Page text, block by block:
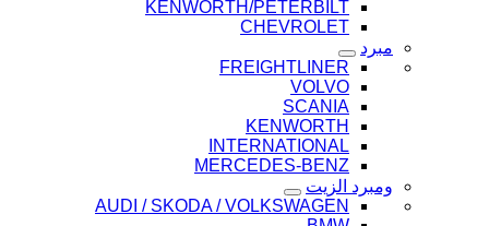
KENWORTH/PETERBILT
CHEVROLET
مبرد
FREIGHTLINER
VOLVO
SCANIA
KENWORTH
INTERNATIONAL
MERCEDES-BENZ
ومبرد الزيت
AUDI / SKODA / VOLKSWAGEN